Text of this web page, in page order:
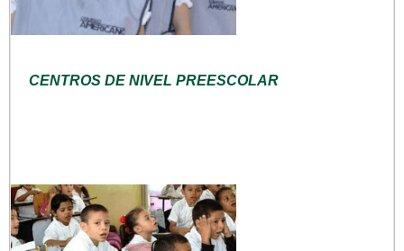
CENTROS DE NIVEL PREESCOLAR